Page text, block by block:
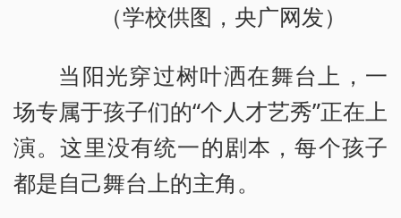
（学校供图，央广网发）
当阳光穿过树叶洒在舞台上，一
场专属于孩子们的“个人才艺秀”正在上
演。这里没有统一的剧本，每个孩子
都是自己舞台上的主角。